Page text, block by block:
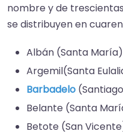
nombre y de
se distribuyen en
Albán (Santa María)
Argemil​(Santa
Barbadelo
Belante (Santa
Betote (San